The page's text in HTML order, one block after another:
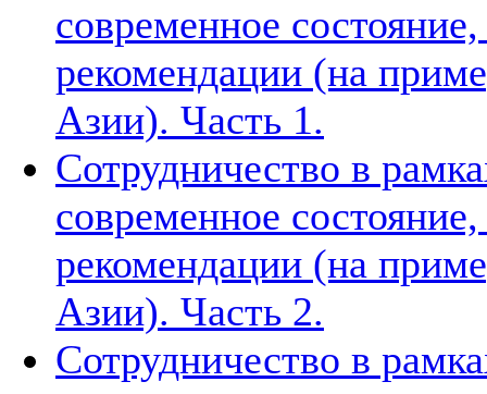
современное
рекомендации (на
Азии). Часть 1.
Сотрудничество в
современное
рекомендации (на
Азии). Часть 2.
Сотрудничество в